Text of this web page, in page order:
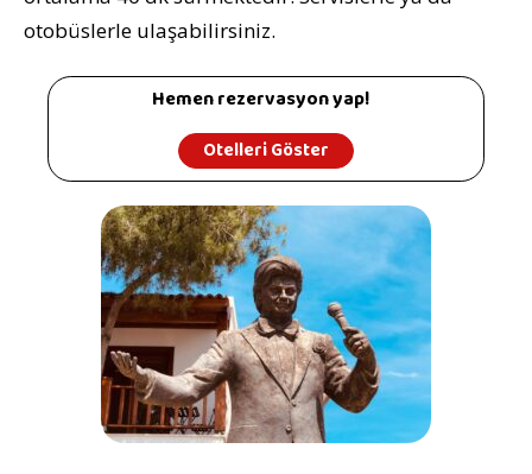
otobüslerle ulaşabilirsiniz.
Hemen rezervasyon yap!
Otelleri Göster